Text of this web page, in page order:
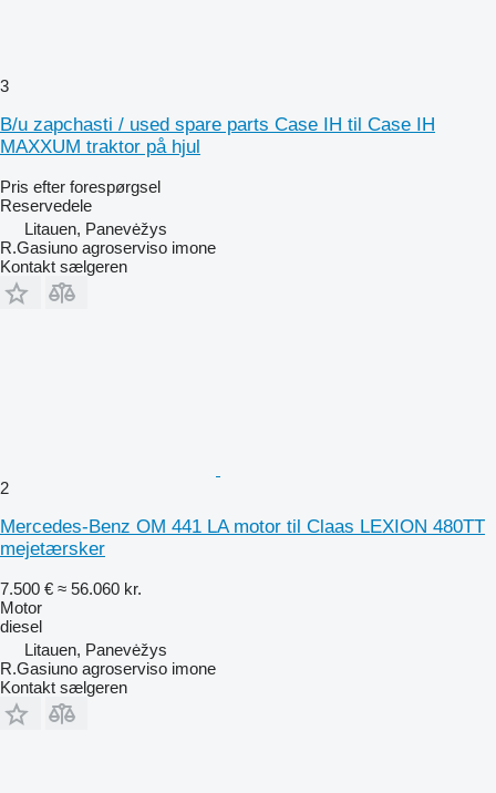
3
B/u zapchasti / used spare parts Case IH til Case IH
MAXXUM traktor på hjul
Pris efter forespørgsel
Reservedele
Litauen, Panevėžys
R.Gasiuno agroserviso imone
Kontakt sælgeren
2
Mercedes-Benz OM 441 LA motor til Claas LEXION 480TT
mejetærsker
7.500 € ≈ 56.060 kr.
Motor
diesel
Litauen, Panevėžys
R.Gasiuno agroserviso imone
Kontakt sælgeren